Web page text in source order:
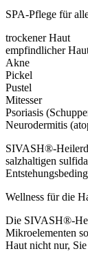
SPA-Pflege für
trockener Haut
empfindlicher
Akne
Pickel
Pustel
Mitesser
Psoriasis
Neurodermitis
SIVASH®-
salzhaltigen
Wellness für die
Die SIVASH®-
Mikroelementen
Haut nicht nur,